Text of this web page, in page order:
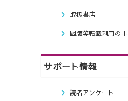
取扱書店
図版等転載利用の
サポート情報
読者アンケート